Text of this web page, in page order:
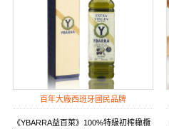
百年大廠西班牙國民品牌
《YBARRA益百萊》100%特級初榨橄欖